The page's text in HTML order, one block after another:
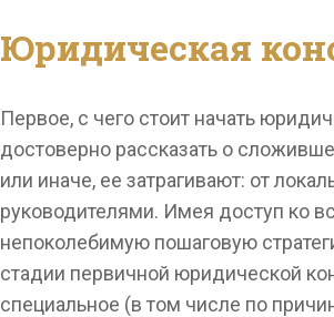
Юридическая
Первое, с чего стоит начать
достоверно рассказать о
или иначе, ее затрагивают: от
руководителями. Имея доступ ко
непоколебимую пошаговую
стадии первичной юридической
специальное (в том числе по